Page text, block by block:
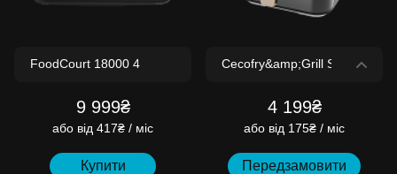
9 999₴
або від 417₴ / міс
Купити
4 199₴
або від 175₴ / міс
Передзамовити